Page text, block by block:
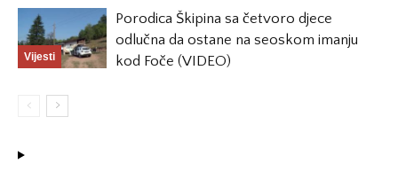
Vijesti
Porodica Škipina sa četvoro djece
odlučna da ostane na seoskom imanju
kod Foče (VIDEO)